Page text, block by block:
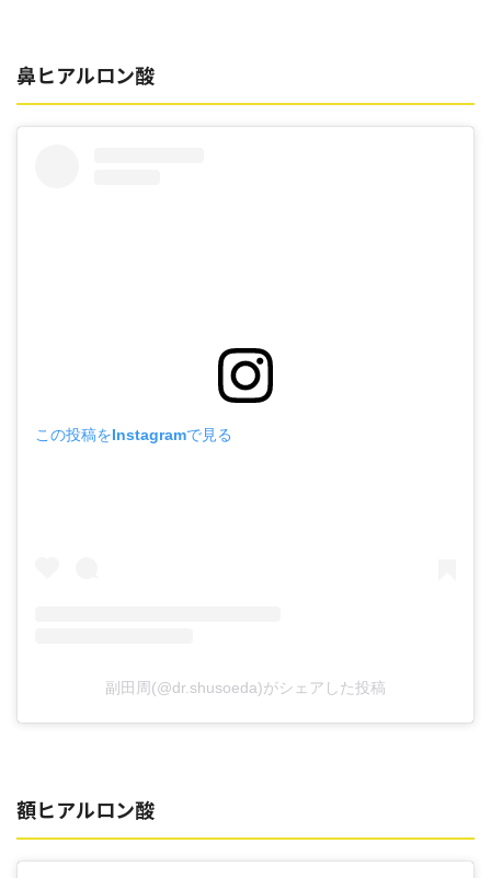
鼻ヒアルロン酸
この投稿をInstagramで見る
副田周(@dr.shusoeda)がシェアした投稿
額ヒアルロン酸